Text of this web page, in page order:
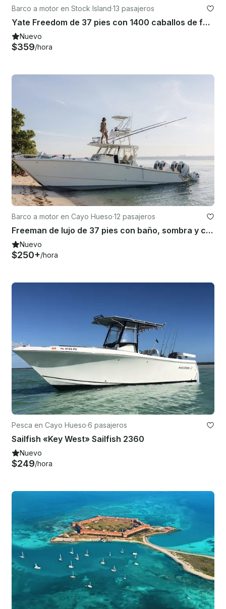
Barco a motor en Stock Island·13 pasajeros
Yate Freedom de 37 pies con 1400 caballos de fuerza en Key West, Florida
Nuevo
$359/hora
Barco a motor en Cayo Hueso·12 pasajeros
Freeman de lujo de 37 pies con baño, sombra y charters en Key West
Nuevo
$250+/hora
Pesca en Cayo Hueso·6 pasajeros
Sailfish «Key West» Sailfish 2360
Nuevo
$249/hora